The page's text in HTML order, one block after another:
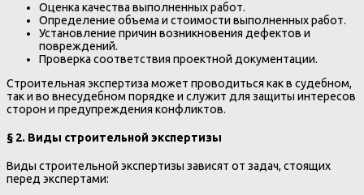
Оценка качества выполненных работ.
Определение объема и стоимости выполненных работ.
Установление причин возникновения дефектов и
повреждений.
Проверка соответствия проектной документации.
Строительная экспертиза может проводиться как в судебном,
так и во внесудебном порядке и служит для защиты интересов
сторон и предупреждения конфликтов.
§ 2. Виды строительной экспертизы
Виды строительной экспертизы зависят от задач, стоящих
перед экспертами: